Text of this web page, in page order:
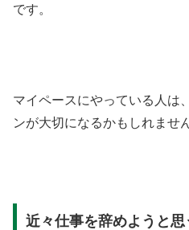
です。
マイペースにやっている人は
ンが大切になるかもしれません
近々仕事を辞めようと思